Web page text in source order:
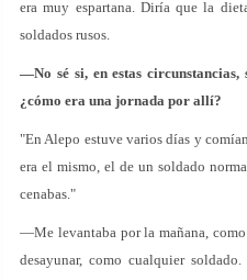
era muy espartana. Diría que la
soldados rusos.
—No sé si, en estas
¿cómo era una jornada por allí?
"En Alepo estuve varios días y
era el mismo, el de un soldado
cenabas."
—Me levantaba por la mañana,
desayunar, como cualquier